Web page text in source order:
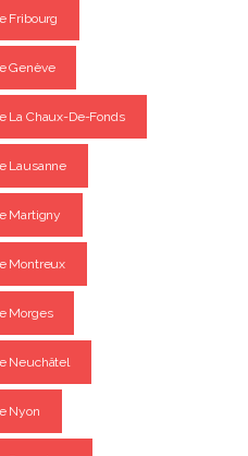
Fribourg
Genève
La Chaux-De-Fonds
Lausanne
Martigny
Montreux
Morges
Neuchâtel
Nyon